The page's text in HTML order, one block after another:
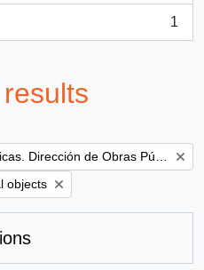
1
objects